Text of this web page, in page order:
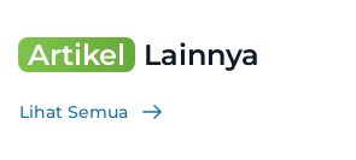
Artikel Lainnya
Lihat Semua